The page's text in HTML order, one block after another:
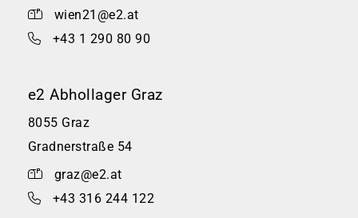
wien21@e2.at
+43 1 290 80 90
e2 Abhollager Graz
8055 Graz
Gradnerstraße 54
graz@e2.at
+43 316 244 122